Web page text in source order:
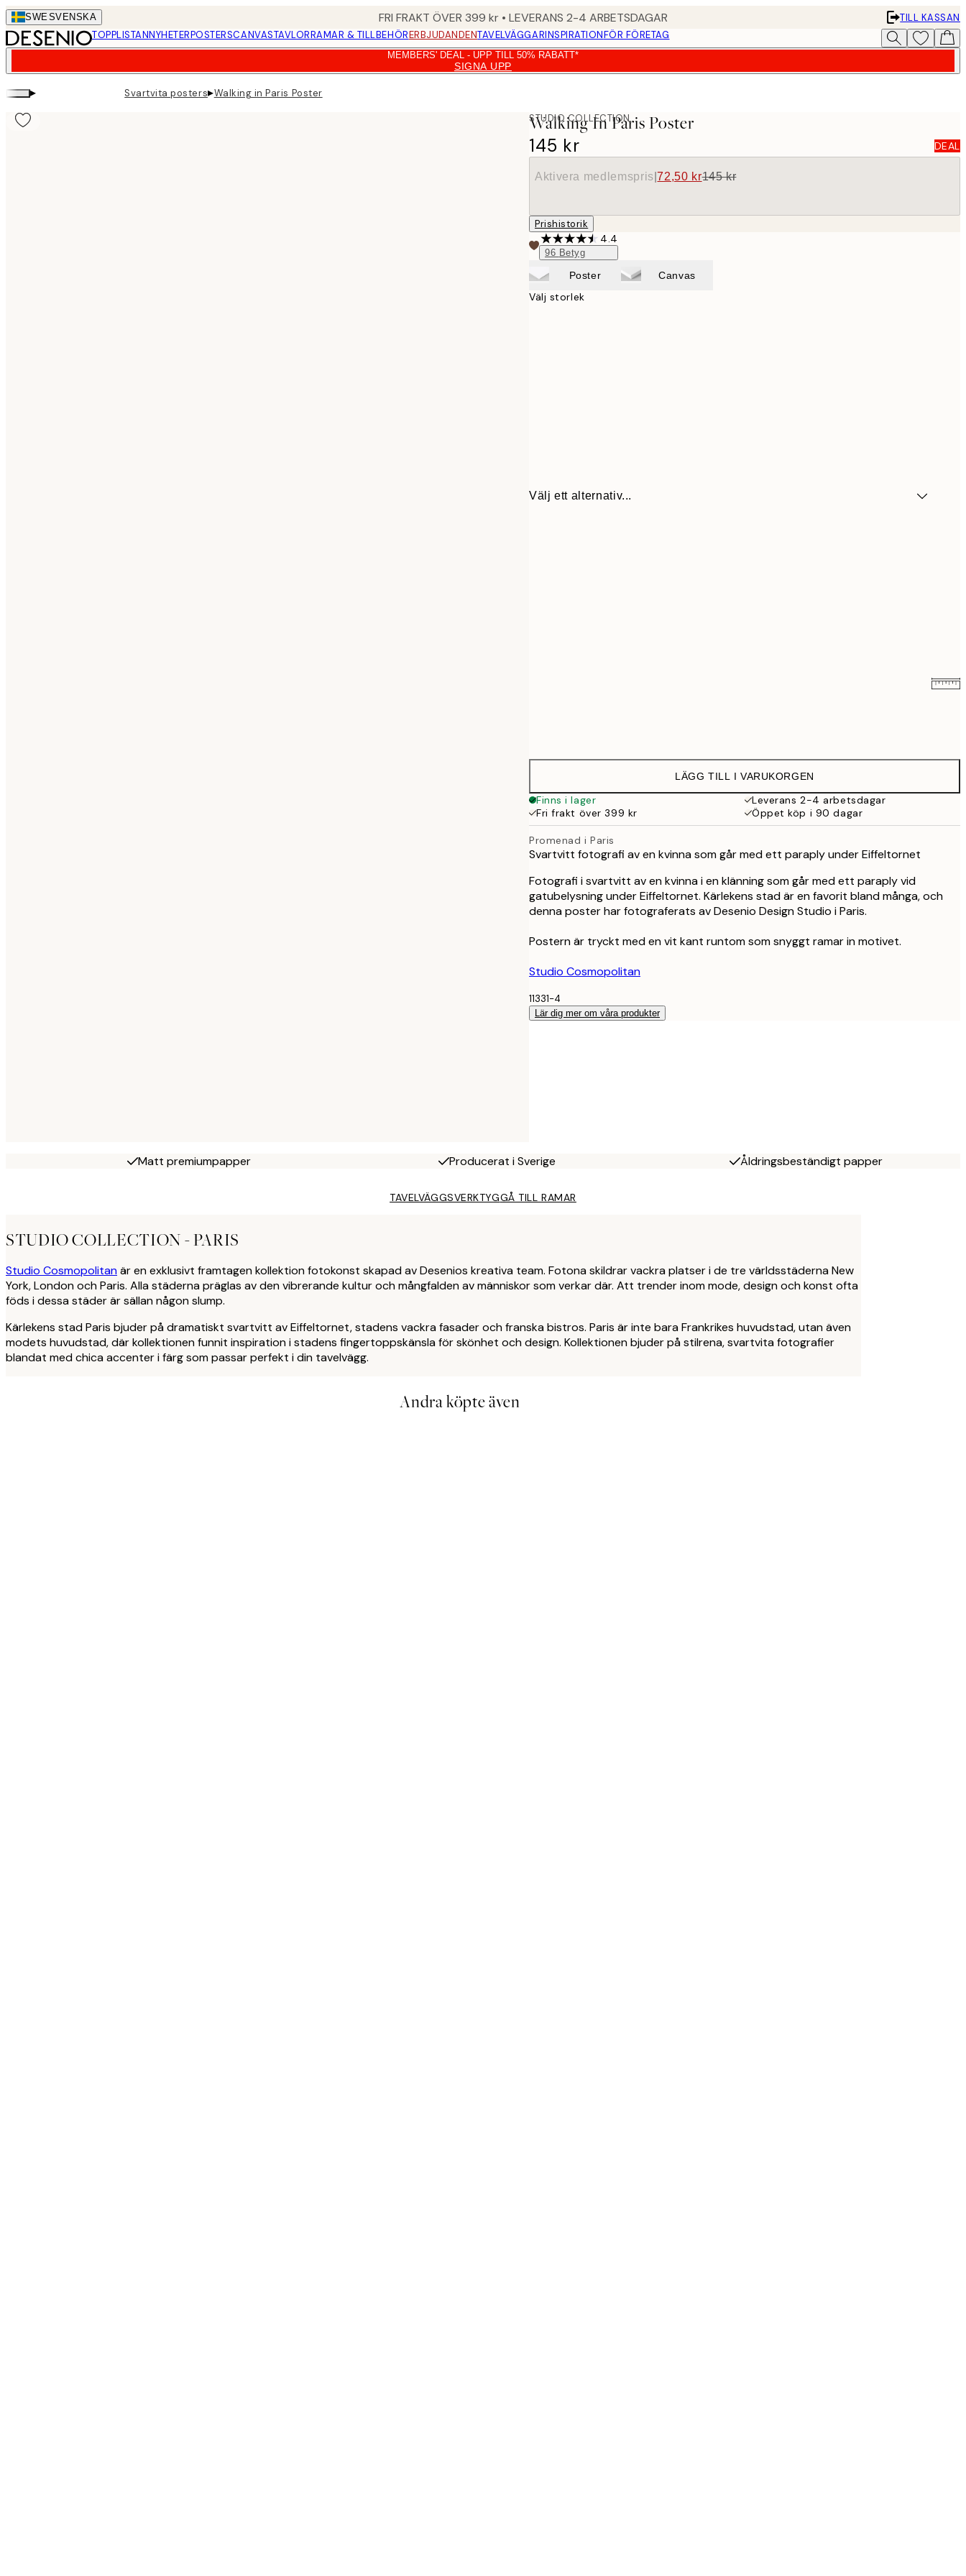
Skip
to
main
SWESVENSKA FRI FRAKT ÖVER 399 kr • LEVERANS 2-4 ARBETSDAGAR
TILL KASSAN
TOPPLISTANNYHETERPOSTERSCANVASTAVLORRAMAR & TILLBEHÖRERBJUDANDENTAVELVÄGGARINSPIRATIONFÖR FÖRETAG
MEMBERS' DEAL - UPP TILL 50% RABATT*
SIGNA UPP
▸ Svartvita posters▸Walking in Paris Poster
STUDIO COLLECTION
Walking In Paris Poster
145 kr
DEAL
Aktivera medlemspris |72,50 kr145 kr
Prishistorik
4.4
96 Betyg
Poster Canvas
Välj storlek
Välj ett alternativ...
50x70 cm
70x100 cm
100x150 cm 1 159 kr
LÄGG TILL I VARUKORGEN
Finns i lager
Leverans 2-4 arbetsdagar
Fri frakt över 399 kr
Öppet köp i 90 dagar
Promenad i Paris
Svartvitt fotografi av en kvinna som går med ett paraply under Eiffeltornet
Fotografi i svartvitt av en kvinna i en klänning som går med ett paraply vid
gatubelysning under Eiffeltornet. Kärlekens stad är en favorit bland många, och
denna poster har fotograferats av Desenio Design Studio i Paris.
Postern är tryckt med en vit kant runtom som snyggt ramar in motivet.
Studio Cosmopolitan
11331-4
Lär dig mer om våra produkter
Matt premiumpapper Producerat i Sverige Åldringsbeständigt papper
TAVELVÄGGSVERKTYGGÅ TILL RAMAR
STUDIO COLLECTION - PARIS
Studio Cosmopolitanär en exklusivt framtagen kollektion fotokonst skapad av Desenios kreativa team. Fotona skildrar vackra platser i de tre världsstäderna New
York, London och Paris. Alla städerna präglas av den vibrerande kultur och mångfalden av människor som verkar där. Att trender inom mode, design och konst ofta
föds i dessa städer är sällan någon slump.
Kärlekens stad Paris bjuder på dramatiskt svartvitt av Eiffeltornet, stadens vackra fasader och franska bistros. Paris är inte bara Frankrikes huvudstad, utan även
modets huvudstad, där kollektionen funnit inspiration i stadens fingertoppskänsla för skönhet och design. Kollektionen bjuder på stilrena, svartvita fotografier
blandat med chica accenter i färg som passar perfekt i din tavelvägg.
Andra köpte även